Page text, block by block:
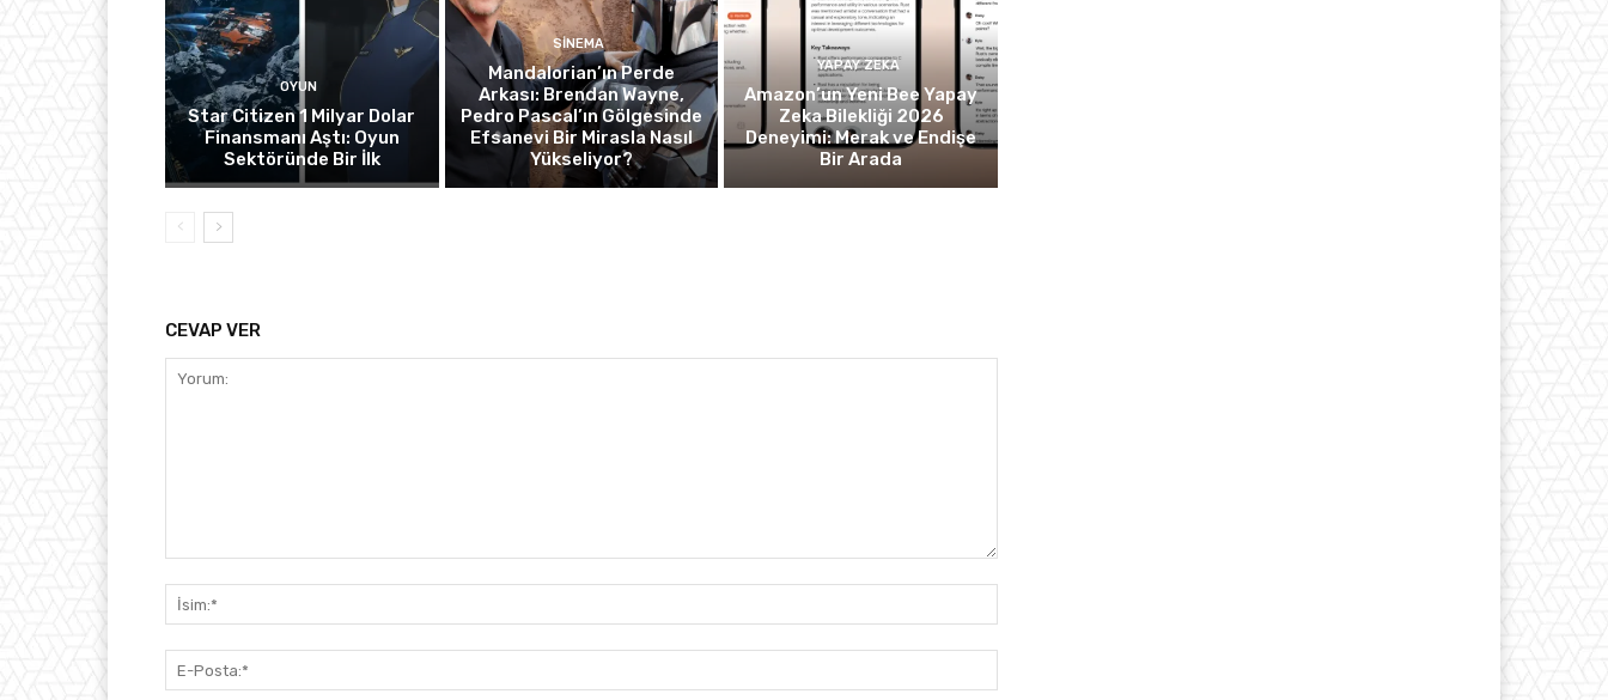
OYUN
Star Citizen 1 Milyar Dolar
Finansmanı Aştı: Oyun
Sektöründe Bir İlk
SINEMA
Mandalorian’ın Perde
Arkası: Brendan Wayne,
Pedro Pascal’ın Gölgesinde
Efsanevi Bir Mirasla Nasıl
Yükseliyor?
YAPAY ZEKA
Amazon’un Yeni Bee Yapay
Zeka Bilekliği 2026
Deneyimi: Merak ve Endişe
Bir Arada
CEVAP VER
Posta:*